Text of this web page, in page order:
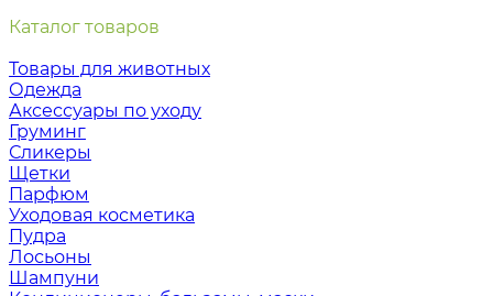
Каталог товаров
Товары для животных
Одежда
Аксессуары по уходу
Груминг
Сликеры
Щетки
Парфюм
Уходовая косметика
Пудра
Лосьоны
Шампуни